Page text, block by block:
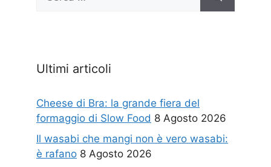
Ultimi articoli
Cheese di Bra: la grande fiera del
formaggio di Slow Food 8 Agosto 2026
Il wasabi che mangi non è vero wasabi:
è rafano 8 Agosto 2026